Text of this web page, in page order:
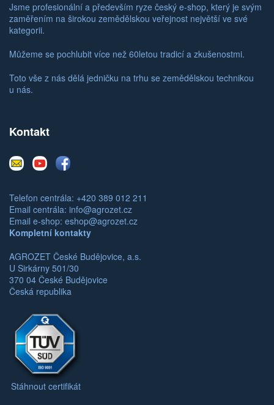
Jsme profesionální a především ryze český e-shop, který je svým
zaměřením na širokou zemědělskou veřejnost největší ve své
kategorii.
Můžeme se pochlubit více než 60letou tradicí a zkušenostmi.
Toto vše z nás dělá jedničku na trhu se zemědělskou technikou
u nás.
Kontakt
E-
mail
YoutubeFacebook
Telefon centrála: +420 389 012 211
Email centrála: info@agrozet.cz
Email e-shop: eshop@agrozet.cz
Kompletní kontakty
AGROZET České Budějovice, a.s.
U Sirkárny 501/30
370 04 České Budějovice
Česká republika
Stáhnout certifikát